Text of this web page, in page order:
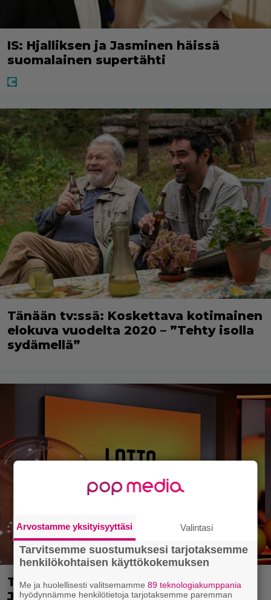
IS: Hjalliksen ja Jasminen häissä
suomalainen supertähti
Tänään tv:ssä: Koskettava kotimainen
elokuva vuodelta 2020 – ”Tehty isolla
sydämellä”
Täällä pelattiin lauantain Loton ja
Jokerin isot rahat – Tokmannilla,
Arvostamme yksityisyyttäsi Valintasi
Tarvitsemme suostumuksesi tarjotaksemme
henkilökohtaisen käyttökokemuksen
Me ja huolellisesti valitsemamme89 teknologiakumppania
hyödynnämme henkilötietoja tarjotaksemme paremman